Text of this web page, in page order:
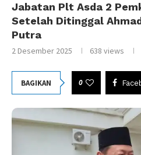
Jabatan Plt Asda 2
Setelah Ditinggal
Putra
2 Desember 2025 638 views
BAGIKAN 0